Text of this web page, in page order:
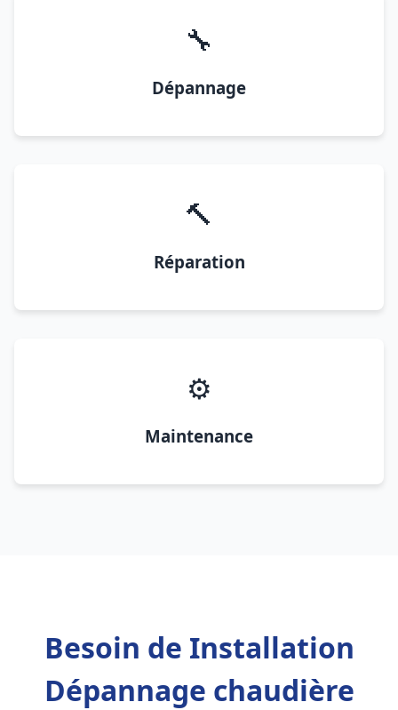
🔧
Dépannage
🔨
Réparation
⚙️
Maintenance
Besoin de Installation
Dépannage chaudière